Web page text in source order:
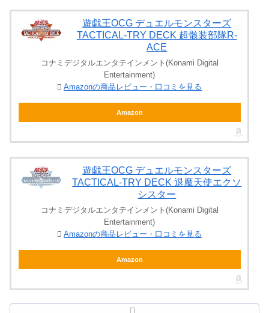
遊戯王OCG デュエルモンスターズ
TACTICAL-TRY DECK 超骸装部隊R-
ACE
コナミデジタルエンタテインメント(Konami Digital
Entertainment)
Amazonの商品レビュー・口コミを見る
Amazon
遊戯王OCG デュエルモンスターズ
TACTICAL-TRY DECK 退魔天使エクソ
シスター
コナミデジタルエンタテインメント(Konami Digital
Entertainment)
Amazonの商品レビュー・口コミを見る
Amazon